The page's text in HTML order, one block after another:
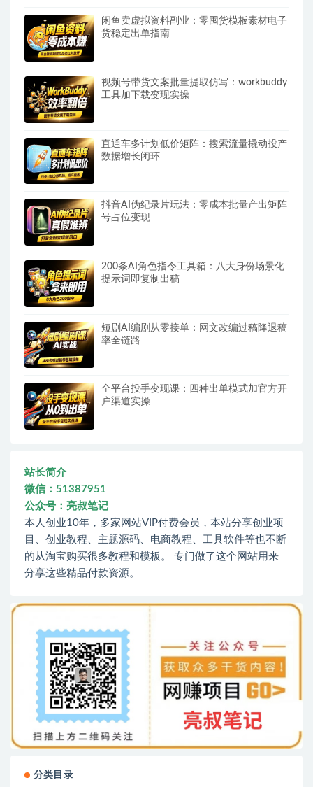
闲鱼卖虚拟资料副业：零囤货模板素材电子
货稳定出单指南
视频号带货文案批量提取仿写：workbuddy
工具加下载变现实操
直通车多计划低价矩阵：搜索流量撬动投产
数据增长闭环
抖音AI伪纪录片玩法：零成本批量产出矩阵
号占位变现
200条AI角色指令工具箱：八大身份场景化
提示词即复制出稿
短剧AI编剧从零接单：网文改编过稿降退稿
率全链路
全平台投手变现课：四种出单模式加官方开
户渠道实操
站长简介
微信：51387951
公众号：亮叔笔记
本人创业10年，多家网站VIP付费会员，本站分享创业项
目、创业教程、主题源码、电商教程、工具软件等也不断
的从淘宝购买很多教程和模板。 专门做了这个网站用来
分享这些精品付款资源。
分类目录